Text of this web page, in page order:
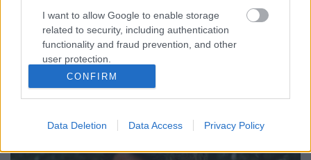
I want to allow Google to enable storage
related to security, including authentication
functionality and fraud prevention, and other
user protection.
CONFIRM
Data Deletion Data Access Privacy Policy
romantikus sorozatokat vetítő tévécsatorna, az
Izaura TV az egyik talán legismertebb figura,
Esmeralda történetével gazdagodik. Azt azonban
talán kevesen gondolták, hogy nem csak ez a
népszerű telenovella, hanem több másik is visszatér
a múltból a…